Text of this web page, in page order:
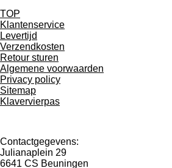
TOP
Klantenservice
Levertijd
Verzendkosten
Retour sturen
Algemene voorwaarden
Privacy policy
Sitemap
Klavervierpas
Contactgegevens:
Julianaplein 29
6641 CS Beuningen